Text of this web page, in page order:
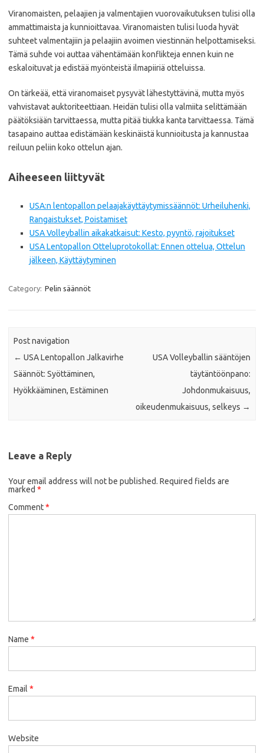
Viranomaisten, pelaajien ja valmentajien vuorovaikutuksen tulisi olla
ammattimaista ja kunnioittavaa. Viranomaisten tulisi luoda hyvät
suhteet valmentajiin ja pelaajiin avoimen viestinnän helpottamiseksi.
Tämä suhde voi auttaa vähentämään konflikteja ennen kuin ne
eskaloituvat ja edistää myönteistä ilmapiiriä otteluissa.
On tärkeää, että viranomaiset pysyvät lähestyttävinä, mutta myös
vahvistavat auktoriteettiaan. Heidän tulisi olla valmiita selittämään
päätöksiään tarvittaessa, mutta pitää tiukka kanta tarvittaessa. Tämä
tasapaino auttaa edistämään keskinäistä kunnioitusta ja kannustaa
reiluun peliin koko ottelun ajan.
Aiheeseen liittyvät
USA:n lentopallon pelaajakäyttäytymissäännöt: Urheiluhenki,
Rangaistukset, Poistamiset
USA Volleyballin aikakatkaisut: Kesto, pyyntö, rajoitukset
USA Lentopallon Otteluprotokollat: Ennen ottelua, Ottelun
jälkeen, Käyttäytyminen
Category: Pelin säännöt
Post navigation
← USA Lentopallon Jalkavirhe
Säännöt: Syöttäminen,
Hyökkääminen, Estäminen
USA Volleyballin sääntöjen
täytäntöönpano:
Johdonmukaisuus,
oikeudenmukaisuus, selkeys →
Leave a Reply
Your email address will not be published. Required fields are
marked *
Comment*
Name *
Email *
Website